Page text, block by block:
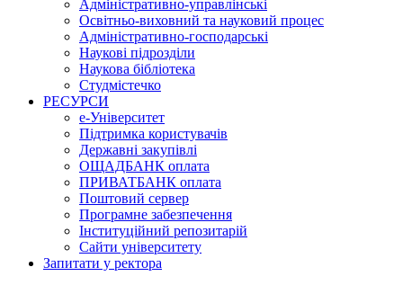
Адміністративно-управлінські
Освітньо-виховний та науковий процес
Адміністративно-господарські
Наукові підрозділи
Наукова бібліотека
Студмістечко
РЕСУРСИ
е-Університет
Підтримка користувачів
Державні закупівлі
ОЩАДБАНК оплата
ПРИВАТБАНК оплата
Поштовий сервер
Програмне забезпечення
Інституційний репозитарій
Сайти університету
Запитати у ректора